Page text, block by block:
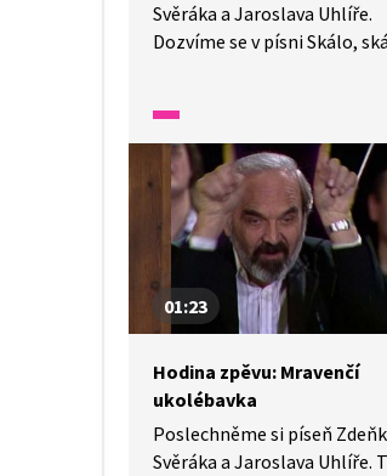
Svěráka a Jaroslava Uhlíře.
Dozvíme se v písni Skálo,
slyšet? Jsme chytří nebo nám
Honza napoví? Zazpívejme si
společně!
01:23
Hodina zpěvu: Mravenčí
ukolébavka
Poslechněme si píseň
Svěráka a Jaroslava Uhlíře.